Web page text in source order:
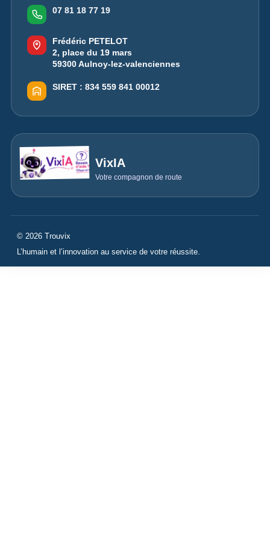
07 81 18 77 19
Frédéric PETELOT
2, place du 19 mars
59300 Aulnoy-lez-valenciennes
SIRET : 834 559 841 00012
VixIA
Votre compagnon de route
© 2026 Trouvix
L’humain et l’innovation au service de votre réussite.